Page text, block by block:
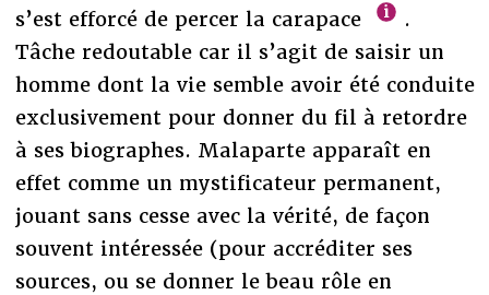
s’est efforcé de percer la carapace
.
Tâche redoutable car il s’agit de saisir un
homme dont la vie semble avoir été conduite
exclusivement pour donner du fil à retordre
à ses biographes. Malaparte apparaît en
effet comme un mystificateur permanent,
jouant sans cesse avec la vérité, de façon
souvent intéressée (pour accréditer ses
sources, ou se donner le beau rôle en